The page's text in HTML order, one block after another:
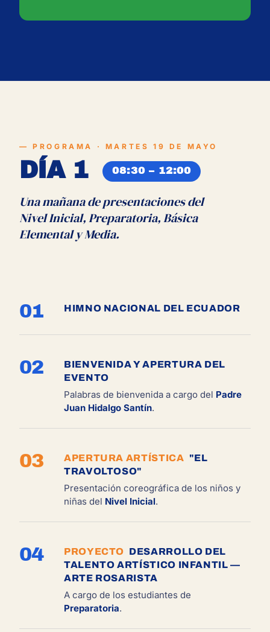
PROGRAMA · MARTES 19 DE MAYO
DÍA 1 08:30 – 12:00
Una mañana de presentaciones del
Nivel Inicial, Preparatoria, Básica
Elemental y Media.
01 HIMNO NACIONAL DEL ECUADOR
02
BIENVENIDA Y APERTURA DEL
EVENTO
Palabras de bienvenida a cargo del Padre
Juan Hidalgo Santín.
03 APERTURA ARTÍSTICA "EL
TRAVOLTOSO"
Presentación coreográfica de los niños y
niñas del Nivel Inicial.
04 PROYECTO DESARROLLO DEL
TALENTO ARTÍSTICO INFANTIL —
ARTE ROSARISTA
A cargo de los estudiantes de
Preparatoria.